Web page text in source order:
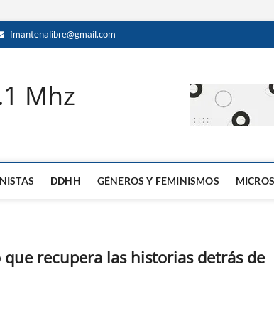
fmantenalibre@gmail.com
Mhz
DDHH GÉNEROS Y FEMINISMOS MICROS
recupera las historias detrás de